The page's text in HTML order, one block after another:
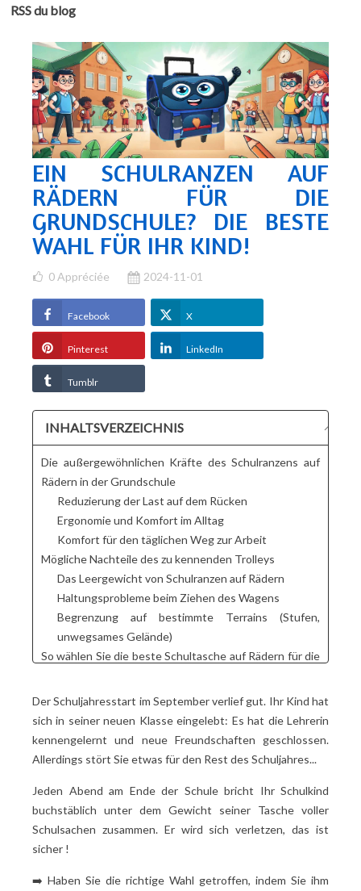
RSS du blog
EIN SCHULRANZEN AUF
RÄDERN FÜR DIE
GRUNDSCHULE? DIE BESTE
WAHL FÜR IHR KIND!
0 Appréciée 2024-11-01
Facebook X
Pinterest LinkedIn
Tumblr
INHALTSVERZEICHNIS
Die außergewöhnlichen Kräfte des Schulranzens auf
Rädern in der Grundschule
Reduzierung der Last auf dem Rücken
Ergonomie und Komfort im Alltag
Komfort für den täglichen Weg zur Arbeit
Mögliche Nachteile des zu kennenden Trolleys
Das Leergewicht von Schulranzen auf Rädern
Haltungsprobleme beim Ziehen des Wagens
Begrenzung auf bestimmte Terrains (Stufen,
unwegsames Gelände)
So wählen Sie die beste Schultasche auf Rädern für die
Zu berücksichtigende Kriterien: Gewicht, Räder,
Materialien
Hinweise für eine optimale und sichere Anwendung
Der Schuljahresstart im September verlief gut. Ihr Kind hat
sich in seiner neuen Klasse eingelebt: Es hat die Lehrerin
kennengelernt und neue Freundschaften geschlossen.
Allerdings stört Sie etwas für den Rest des Schuljahres...
Jeden Abend am Ende der Schule bricht Ihr Schulkind
buchstäblich unter dem Gewicht seiner Tasche voller
Schulsachen zusammen. Er wird sich verletzen, das ist
sicher !
➡️ Haben Sie die richtige Wahl getroffen, indem Sie ihm